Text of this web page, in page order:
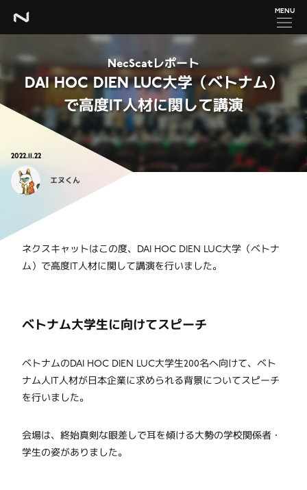
MENU
NecScatレポート
DAI HOC DIEN LUC大学（ベトナム）
で高度IT人材に関して講演
2022.11.22
エヌくん
ネクスキャットはこの度、DAI HOC DIEN LUC大学（ベトナ
ム）で高度IT人材に関して講演を行いました。
ベトナム大学生に向けてスピーチ
ベトナムのDAI HOC DIEN LUC大学生200名へ向けて、ベト
ナム人IT人材が日本企業に求められる背景についてスピーチ
を行いました。
会場は、終始真剣な眼差しで耳を傾ける大勢の学校関係者・
学生の姿がありました。